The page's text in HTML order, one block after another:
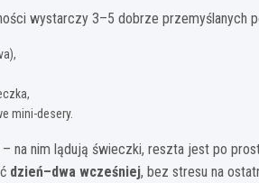
wystarczy 3–5 dobrze przemyślanych
mini-desery.
nim lądują świeczki, reszta jest po
dzień–dwa wcześniej, bez stresu na